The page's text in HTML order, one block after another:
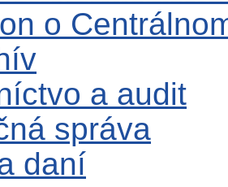
o
a audit
správa
daní